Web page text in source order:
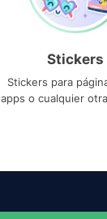
Stickers
Stickers para
apps o cualquier